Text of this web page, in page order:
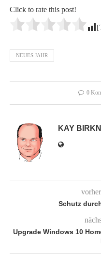
Click to rate this post!
NEUES JAHR
0
KAY
Schutz
Upgrade Windows 10